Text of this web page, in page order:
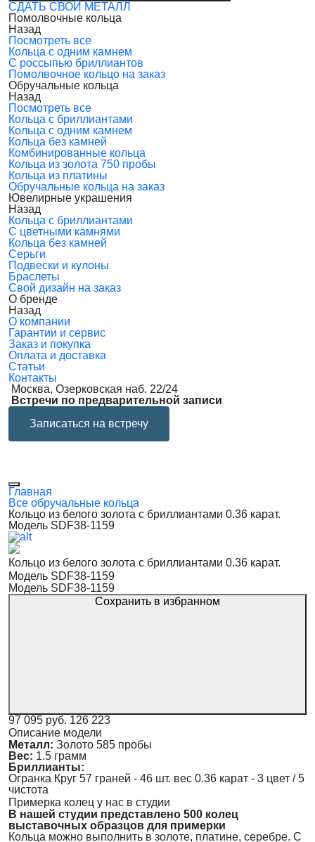
СДАТЬ СВОЙ МЕТАЛЛ
Помолвочные кольца
Назад
Посмотреть все
Кольца с одним камнем
С россыпью бриллиантов
Помолвочное кольцо на заказ
Обручальные кольца
Назад
Посмотреть все
Кольца с бриллиантами
Кольца с одним камнем
Кольца без камней
Комбинированные кольца
Кольца из золота 750 пробы
Кольца из платины
Обручальные кольца на заказ
Ювелирные украшения
Назад
Кольца с бриллиантами
С цветными камнями
Кольца без камней
Серьги
Подвески и кулоны
Браслеты
Свой дизайн на заказ
О бренде
Назад
О компании
Гарантии и сервис
Заказ и покупка
Оплата и доставка
Статьи
Контакты
Москва, Озерковская наб. 22/24
Встречи по предварительной записи
Записаться на встречу
Главная
Все обручальные кольца
Кольцо из белого золота с бриллиантами 0.36 карат.
Модель SDF38-1159
Кольцо из белого золота с бриллиантами 0.36 карат.
Модель SDF38-1159
Модель SDF38-1159
Сохранить в избранном
97 095 руб. 126 223
Описание модели
Металл: Золото 585 пробы
Вес: 1.5 грамм
Бриллианты:
Огранка Круг 57 граней - 46 шт. вес 0.36 карат - 3 цвет / 5
чистота
Примерка колец у нас в студии
В нашей студии представлено 500 колец
выставочных образцов для примерки
Кольца можно выполнить в золоте, платине, серебре. С